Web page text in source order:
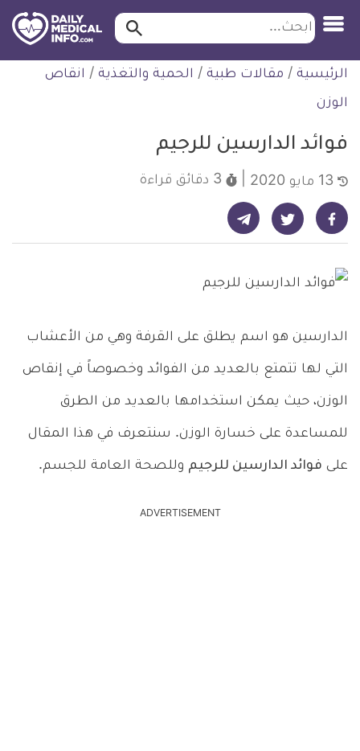
التخطي
للمحتوى
طبية
ابحث ابحث…
الرئيسية / مقالات طبية / الحمية والتغذية / انقاص
الوزن
فوائد الدارسين للرجيم
3 دقائق قراءة
شارك على فيسبوك - ديلي ميديكال انفو شارك على تويتر - ديلي ميديكال انفو شارك على تيليجرام - ديلي ميديكال انفو
الدارسين هو اسم يطلق على القرفة وهي من الأعشاب
التي لها تتمتع بالعديد من الفوائد وخصوصاً في إنقاص
الوزن، حيث يمكن استخدامها بالعديد من الطرق
للمساعدة على خسارة الوزن. سنتعرف في هذا المقال
على فوائد الدارسين للرجيم وللصحة العامة للجسم.
ADVERTISEMENT